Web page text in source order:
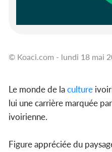
© Koaci.com - lundi 18 mai
Le monde de laculture
lui une carrière marquée
ivoirienne.
Figure appréciée du